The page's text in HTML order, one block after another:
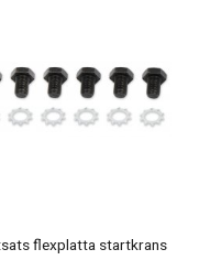
flexplatta startkrans